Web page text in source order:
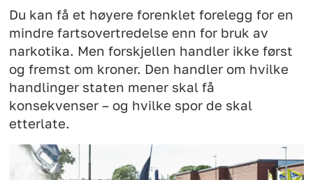
Du kan få et høyere forenklet forelegg for en
mindre fartsovertredelse enn for bruk av
narkotika. Men forskjellen handler ikke først
og fremst om kroner. Den handler om hvilke
handlinger staten mener skal få
konsekvenser – og hvilke spor de skal
etterlate.